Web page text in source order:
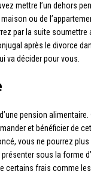
mettre l’un dehors
ou de
par la suite
après le divorce
va décider pour vous.
pension
et bénéficier de
vous ne pourrez
sous la forme
frais comme les